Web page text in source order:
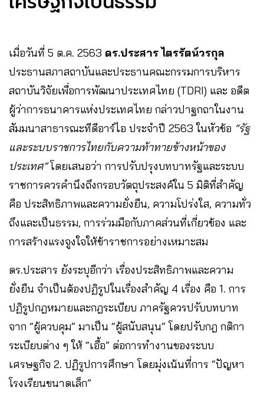
เมื่อวันที่ 5 ต.ค. 2563 ดร.ประสาร ไตรรัตน์วรกุล
ประธานสภาสถาบันและประธานคณะกรรมการบริหาร
สถาบันวิจัยเพื่อการพัฒนาประเทศไทย (TDRI) และ อดีต
ผู้ว่าการธนาคารแห่งประเทศไทย กล่าวปาฐกถาในงาน
สัมมนาสาธารณะทีดีอาร์ไอ ประจำปี 2563 ในหัวข้อ “รัฐ
และระบบราชการไทยกับความท้าทายข้างหน้าของ
ประเทศ”โดยเสนอว่า การปรับปรุงบทบาทรัฐและระบบ
ราชการควรคำนึงถึงกรอบวัตถุประสงค์ใน 5 มิติที่สำคัญ
คือ ประสิทธิภาพและความยั่งยืน, ความโปร่งใส, ความทั่ว
ถึงและเป็นธรรม, การร่วมมือกับภาคส่วนที่เกี่ยวข้อง และ
การสร้างแรงจูงใจให้ข้าราชการอย่างเหมาะสม
ดร.ประสาร ยังระบุอีกว่า เรื่องประสิทธิภาพและความ
ยั่งยืน จำเป็นต้องปฏิรูปในเรื่องสำคัญ 4 เรื่อง คือ 1. การ
ปฏิรูปกฎหมายและกฎระเบียบ ภาครัฐควรปรับบทบาท
จาก “ผู้ควบคุม” มาเป็น “ผู้สนับสนุน” โดยปรับกฎ กติกา
ระเบียบต่าง ๆ ให้ “เอื้อ” ต่อการทำงานของระบบ
เศรษฐกิจ 2. ปฏิรูปการศึกษา โดยมุ่งเน้นที่การ “ปัญหา
โรงเรียนขนาดเล็ก”